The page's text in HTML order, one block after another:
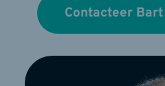
Contacteer Bart